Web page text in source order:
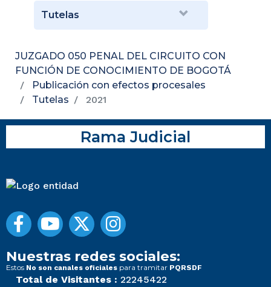
Tutelas
JUZGADO 050 PENAL DEL CIRCUITO CON
FUNCIÓN DE CONOCIMIENTO DE BOGOTÁ
Publicación con efectos procesales
Tutelas
2021
Rama Judicial
Nuestras redes sociales:
Estos No son canales oficiales para tramitar PQRSDF
Total de Visitantes : 22245422